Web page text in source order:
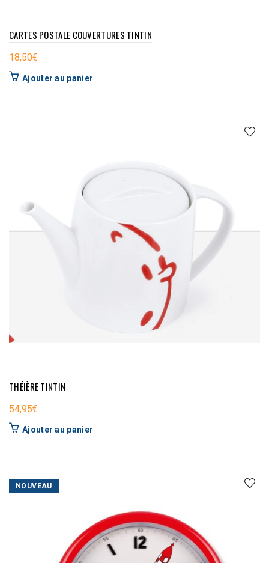
CARTES POSTALE COUVERTURES TINTIN
18,50€
Ajouter au panier
THÉIÈRE TINTIN
54,95€
Ajouter au panier
NOUVEAU